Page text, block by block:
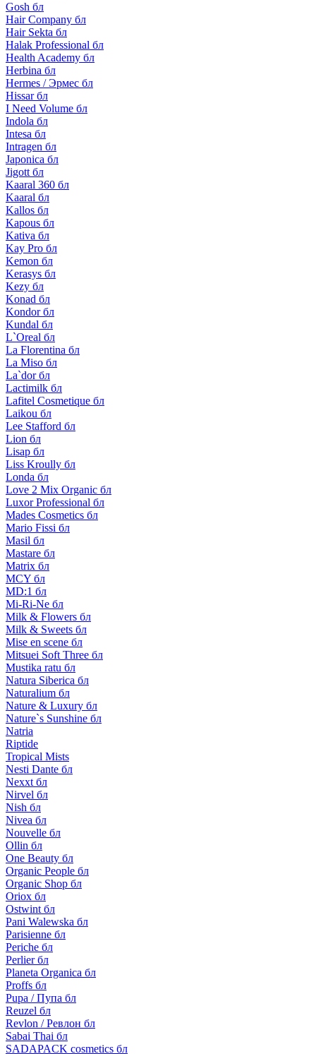
Gosh бл
Hair Company бл
Hair Sekta бл
Halak Professional бл
Health Academy бл
Herbina бл
Hermes / Эрмес бл
Hissar бл
I Need Volume бл
Indola бл
Intesa бл
Intragen бл
Japonica бл
Jigott бл
Kaaral 360 бл
Kaaral бл
Kallos бл
Kapous бл
Kativa бл
Kay Pro бл
Kemon бл
Kerasys бл
Kezy бл
Konad бл
Kondor бл
Kundal бл
L`Oreal бл
La Florentina бл
La Miso бл
La`dor бл
Lactimilk бл
Lafitel Cosmetique бл
Laikou бл
Lee Stafford бл
Lion бл
Lisap бл
Liss Kroully бл
Londa бл
Love 2 Mix Organic бл
Luxor Professional бл
Mades Cosmetics бл
Mario Fissi бл
Masil бл
Mastare бл
Matrix бл
MCY бл
MD:1 бл
Mi-Ri-Ne бл
Milk & Flowers бл
Milk & Sweets бл
Mise en scene бл
Mitsuei Soft Three бл
Mustika ratu бл
Natura Siberica бл
Naturalium бл
Nature & Luxury бл
Nature`s Sunshine бл
Natria
Riptide
Tropical Mists
Nesti Dante бл
Nexxt бл
Nirvel бл
Nish бл
Nivea бл
Nouvelle бл
Ollin бл
One Beauty бл
Organic People бл
Organic Shop бл
Oriox бл
Ostwint бл
Pani Walewska бл
Parisienne бл
Periche бл
Perlier бл
Planeta Organica бл
Proffs бл
Pupa / Пупа бл
Reuzel бл
Revlon / Ревлон бл
Sabai Thai бл
SADAPACK cosmetics бл